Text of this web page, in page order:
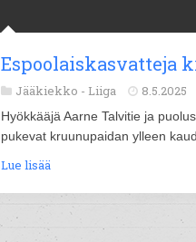
Espoolaiskasvatteja
Jääkiekko - Liiga 8.5.2025
Hyökkääjä Aarne Talvitie ja
pukevat kruunupaidan ylleen
Lue lisää